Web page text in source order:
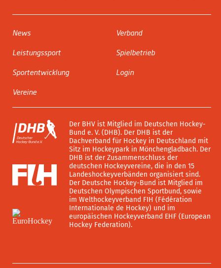
News
Leistungssport
Sportentwicklung
Vereine
Verband
Spielbetrieb
Login
Der BHV ist Mitglied im Deutschen Hockey-
Bund e. V. (DHB). Der DHB ist der
Dachverband für Hockey in Deutschland mit
Sitz im Hockeypark in Mönchengladbach. Der
DHB ist der Zusammenschluss der
deutschen Hockeyvereine, die in den 15
Landeshockeyverbänden organisiert sind.
Der Deutsche Hockey-Bund ist Mitglied im
Deutschen Olympischen Sportbund, sowie
im Welthockeyverband FIH (Fédération
Internationale de Hockey) und im
europäischen Hockeyverband EHF (European
Hockey Federation).